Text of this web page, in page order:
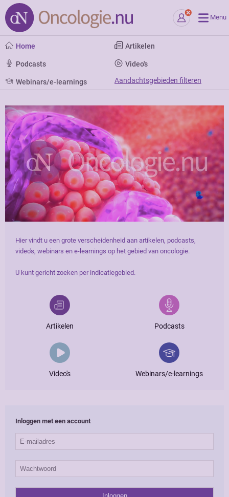
Menu
Home Artikelen
Podcasts Video's
Webinars/e-learnings Aandachtsgebieden filteren
Hier vindt u een grote verscheidenheid aan artikelen, podcasts,
video's, webinars en e-learnings op het gebied van oncologie.
U kunt gericht zoeken per indicatiegebied.
Artikelen Podcasts
Video's Webinars/e-learnings
Inloggen met een account